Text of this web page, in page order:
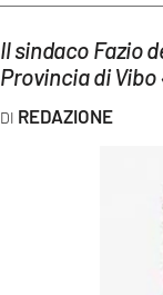
LaC
Il sindaco Fazio
Provincia di
REDAZIONE